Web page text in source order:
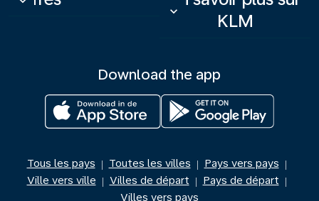
KLM
keyboard_arrow_down
Download the app
Tous les pays | Toutes les villes | Pays vers pays |
Ville vers ville | Villes de départ | Pays de départ |
Villes vers pays